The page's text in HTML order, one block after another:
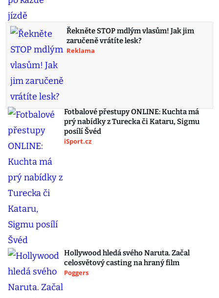
Řekněte STOP mdlým vlasům! Jak jim
zaručeně vrátíte lesk?
Reklama
Fotbalové přestupy ONLINE: Kuchta má
prý nabídky z Turecka či Kataru, Sigmu
posílí Švéd
iSport.cz
Hollywood hledá svého Naruta. Začal
celosvětový casting na hraný film
Poggers